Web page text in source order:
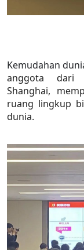
Kemudahan
anggota dari
Shanghai,
ruang lingkup
dunia.